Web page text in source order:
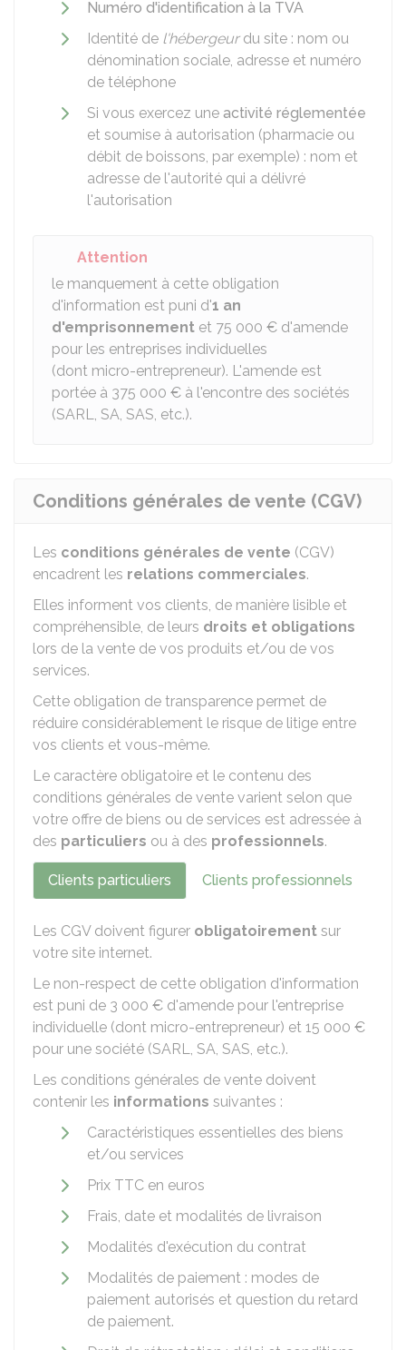
Numéro d'identification à la TVA
Identité de l'hébergeurdu site : nom ou
dénomination sociale, adresse et numéro
de téléphone
Si vous exercez une activité réglementée
et soumise à autorisation (pharmacie ou
débit de boissons, par exemple) : nom et
adresse de l'autorité qui a délivré
l'autorisation
Attention
le manquement à cette obligation
d'information est puni d'1 an
d'emprisonnement et 75 000 € d'amende
pour les entreprises individuelles
(dont micro-entrepreneur). L'amende est
portée à 375 000 € à l'encontre des sociétés
(SARL, SA, SAS, etc.).
Conditions générales de vente (CGV)
Les conditions générales de vente (CGV)
encadrent les relations commerciales.
Elles informent vos clients, de manière lisible et
compréhensible, de leurs droits et obligations
lors de la vente de vos produits et/ou de vos
services.
Cette obligation de transparence permet de
réduire considérablement le risque de litige entre
vos clients et vous-même.
Le caractère obligatoire et le contenu des
conditions générales de vente varient selon que
votre offre de biens ou de services est adressée à
des particuliers ou à des professionnels.
Clients particuliers Clients professionnels
Les CGV doivent figurer obligatoirement sur
votre site internet.
Le non-respect de cette obligation d'information
est puni de 3 000 € d'amende pour l'entreprise
individuelle (dont micro-entrepreneur) et 15 000 €
pour une société (SARL, SA, SAS, etc.).
Les conditions générales de vente doivent
contenir les informations suivantes :
Caractéristiques essentielles des biens
et/ou services
Prix TTC en euros
Frais, date et modalités de livraison
Modalités d'exécution du contrat
Modalités de paiement : modes de
paiement autorisés et question du retard
de paiement.